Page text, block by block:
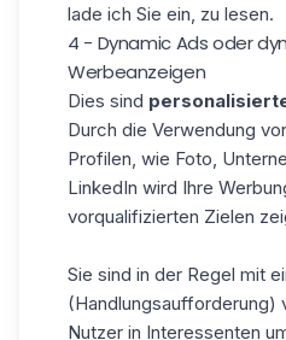
lade ich Sie ein, zu lesen.
4 - Dynamic Ads oder
Werbeanzeigen
Dies sind
Durch die Verwendung
Profilen, wie Foto,
LinkedIn wird Ihre
vorqualifizierten Zielen
Sie sind in der Regel mit
(Handlungsaufforderung)
Nutzer in Interessenten